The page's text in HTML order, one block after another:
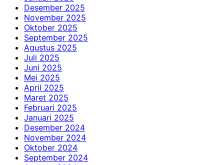
Desember 2025
November 2025
Oktober 2025
September 2025
Agustus 2025
Juli 2025
Juni 2025
Mei 2025
April 2025
Maret 2025
Februari 2025
Januari 2025
Desember 2024
November 2024
Oktober 2024
September 2024